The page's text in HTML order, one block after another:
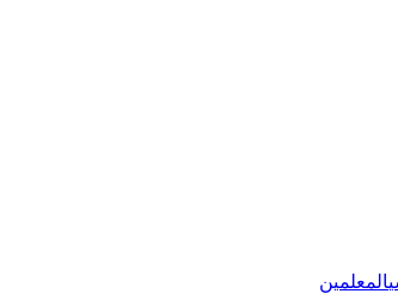
المعلمين